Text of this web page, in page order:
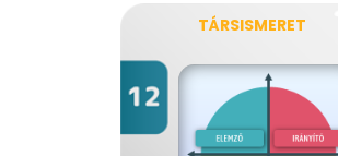
TÁRSISMERET